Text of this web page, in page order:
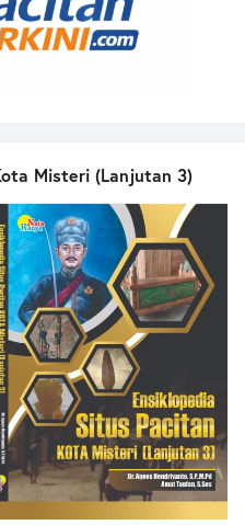
Misteri (Lanjutan 3)